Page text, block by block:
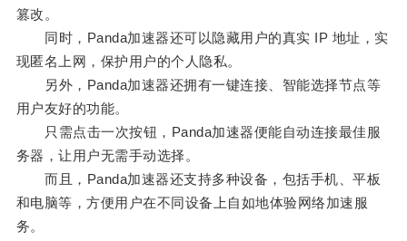
篡改。
同时，Panda加速器还可以隐藏用户的真实 IP 地址，实
现匿名上网，保护用户的个人隐私。
另外，Panda加速器还拥有一键连接、智能选择节点等
用户友好的功能。
只需点击一次按钮，Panda加速器便能自动连接最佳服
务器，让用户无需手动选择。
而且，Panda加速器还支持多种设备，包括手机、平板
和电脑等，方便用户在不同设备上自如地体验网络加速服
务。